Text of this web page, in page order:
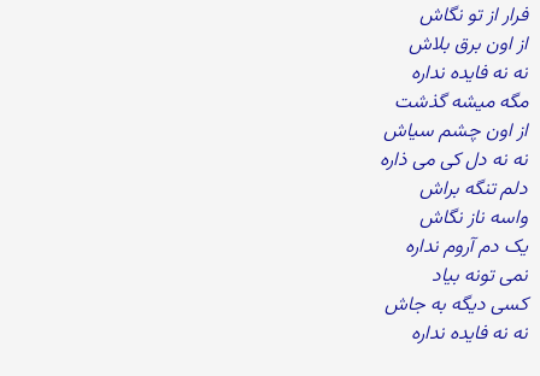
فرار از تو نگاش
از اون برق بلاش
نه نه فایده نداره
مگه میشه گذشت
از اون چشم سیاش
نه نه دل کی می ذاره
دلم تنگه براش
واسه ناز نگاش
یک دم آروم نداره
نمی تونه بیاد
کسی دیگه به جاش
نه نه فایده نداره